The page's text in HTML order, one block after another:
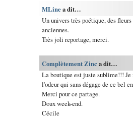
MLinea dit…
Un univers très poétique, des
anciennes.
Très joli reportage, merci.
Complètement Zinca dit…
La boutique est juste sublime!!! Je
l'odeur qui sans dégage de ce bel
Merci pour ce partage.
Doux week-end.
Cécile